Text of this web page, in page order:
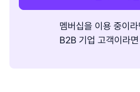
멤버십을 이용 중이라
B2B 기업 고객이라면